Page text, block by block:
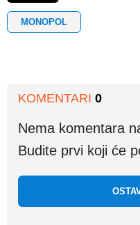
MONOPOL
KOMENTARI 0
Nema komentara
Budite prvi koji će